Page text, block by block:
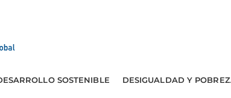
SOSTENIBLE DESIGUALDAD Y